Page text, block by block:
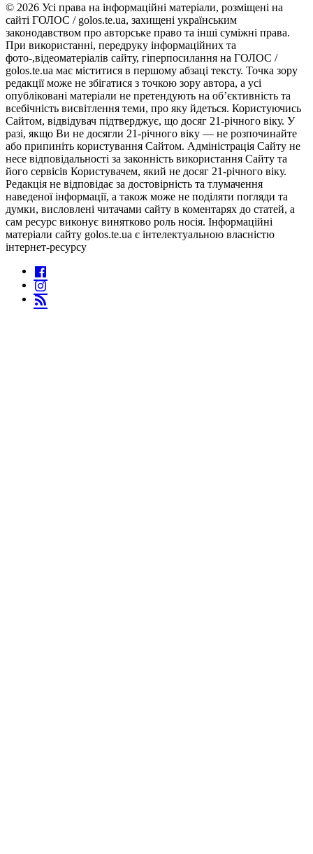
© 2026 Усі права на інформаційні матеріали, розміщені на
сайті ГОЛОС / golos.te.ua, захищені українським
законодавством про авторське право та інші суміжні права.
При використанні, передруку інформаційних та
фото-,відеоматеріалів сайту, гіперпосилання на ГОЛОС /
golos.te.ua має міститися в першому абзаці тексту. Точка зору
редакції може не збігатися з точкою зору автора, а усі
опубліковані матеріали не претендують на об’єктивність та
всебічність висвітлення теми, про яку йдеться. Користуючись
Сайтом, відвідувач підтверджує, що досяг 21-річного віку. У
разі, якщо Ви не досягли 21-річного віку — не розпочинайте
або припиніть користування Сайтом. Адміністрація Сайту не
несе відповідальності за законність використання Сайту та
його сервісів Користувачем, який не досяг 21-річного віку.
Редакція не відповідає за достовірність та тлумачення
наведеної інформації, а також може не поділяти погляди та
думки, висловлені читачами сайту в коментарях до статей, а
сам ресурс виконує винятково роль носія. Інформаційні
матеріали сайту golos.te.ua є інтелектуальною власністю
інтернет-ресурсу